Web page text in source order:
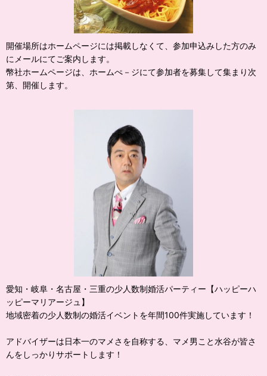
開催場所はホームページには掲載しなくて、参加申込みした方のみ
にメールにてご案内します。
幣社ホームページは、ホームぺ－ジにて参加者を募集して集まり次
第、開催します。
愛知・岐阜・名古屋・三重の少人数制婚活パーティー【ハッピーハ
ッピーマリアージュ】
地域密着の少人数制の婚活イベントを年間100件実施しています！
アドバイザーは日本一のマメさを自称する、マメ男こと水谷が皆さ
んをしっかりサポートします！